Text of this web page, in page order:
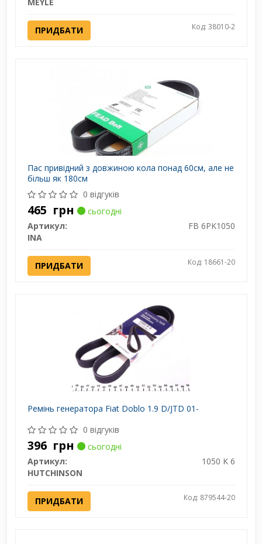
ПРИДБАТИ Код: 38010-2
Пас привідний з довжиною кола понад 60см, але не
більш як 180см
0 відгуків
465 грн
сьогодні
Артикул:
FB 6PK1050
INA
ПРИДБАТИ Код: 18661-20
Ремінь генератора Fiat Doblo 1.9 D/JTD 01-
0 відгуків
396 грн
сьогодні
Артикул:
1050 K 6
HUTCHINSON
ПРИДБАТИ Код: 879544-20